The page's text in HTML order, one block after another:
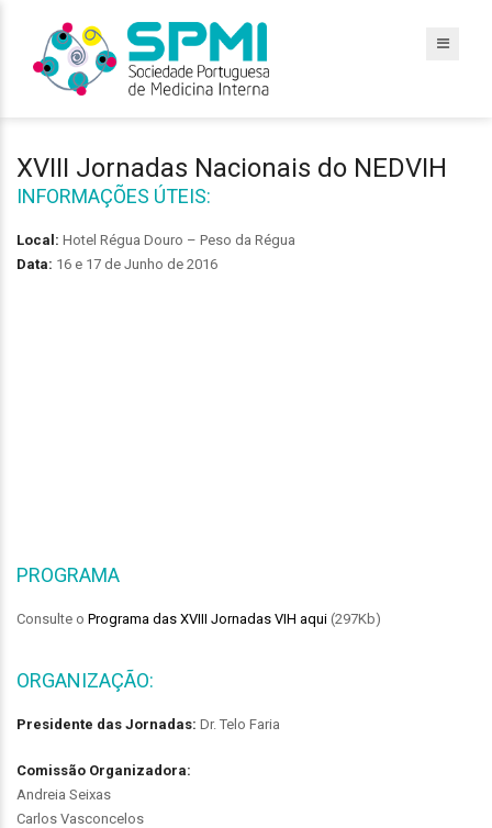
XVIII Jornadas Nacionais do NEDVIH
INFORMAÇÕES ÚTEIS:
Local: Hotel Régua Douro – Peso da Régua
Data: 16 e 17 de Junho de 2016
PROGRAMA
Consulte o Programa das XVIII Jornadas VIH aqui (297Kb)
ORGANIZAÇÃO:
Presidente das Jornadas: Dr. Telo Faria
Comissão Organizadora:
Andreia Seixas
Carlos Vasconcelos